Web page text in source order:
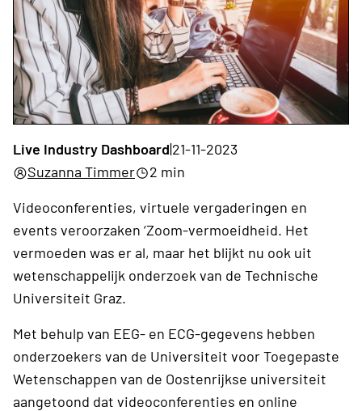
Live Industry Dashboard|21-11-2023
Suzanna Timmer
2 min
Videoconferenties, virtuele vergaderingen en
events veroorzaken ‘Zoom-vermoeidheid. Het
vermoeden was er al, maar het blijkt nu ook uit
wetenschappelijk onderzoek van de Technische
Universiteit Graz.
Met behulp van EEG- en ECG-gegevens hebben
onderzoekers van de Universiteit voor Toegepaste
Wetenschappen van de Oostenrijkse universiteit
aangetoond dat videoconferenties en online